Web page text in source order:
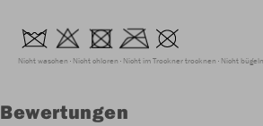
Nicht waschen Nicht chloren Nicht im Trockner trocknen Nicht bügeln
Bewertungen